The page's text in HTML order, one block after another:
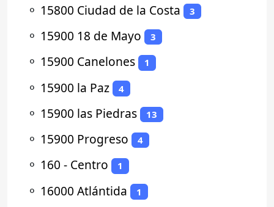
⚬ 15800 Ciudad de la Costa 3
⚬ 15900 18 de Mayo 3
⚬ 15900 Canelones 1
⚬ 15900 la Paz 4
⚬ 15900 las Piedras 13
⚬ 15900 Progreso 4
⚬ 160 - Centro 1
⚬ 16000 Atlántida 1